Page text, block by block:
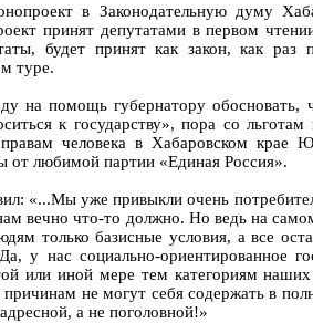
в Законодательную думу
принят депутатами в первом
будет принят как закон, как раз
туре.
на помощь губернатору обосновать,
к государству», пора со льготам
человека в Хабаровском крае
от любимой партии «Единая Россия».
«...Мы уже привыкли очень
вечно что-то должно. Но ведь на
только базисные условия, а все
у нас социально-ориентированное
или иной мере тем категориям
не могут себя содержать в
а не поголовной!»